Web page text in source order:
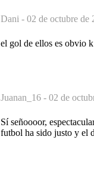
Dani - 02 de octubre de
el gol de ellos es obvio
Juanan_16 - 02 de
Sí señoooor,
futbol ha sido justo y el